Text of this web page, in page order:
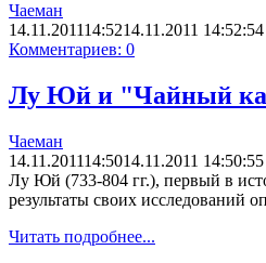
Чаеман
14.11.201114:5214.11.2011 14:52:54
Комментариев: 0
Лу Юй и "Чайный
Чаеман
14.11.201114:5014.11.2011 14:50:55
Лу Юй (733-804 гг.), первый в
результаты своих исследований
Читать подробнее...